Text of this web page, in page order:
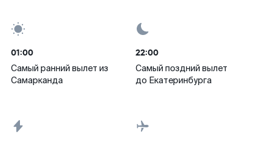
01:00
Самый ранний вылет из
Самарканда
22:00
Самый поздний вылет
до Екатеринбурга